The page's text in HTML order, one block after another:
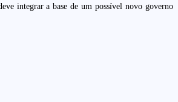
integrar a base de um possível novo governo